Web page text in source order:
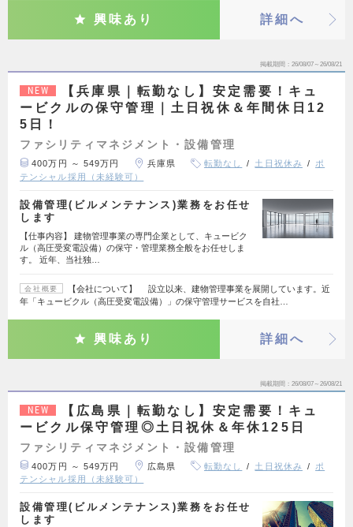
興味あり 詳細へ
掲載期間 26/08/07～26/08/21
NEW
【兵庫県｜転勤なし】安定需要！キュ
ービクルの保守管理｜土日祝休＆年間休日12
5日！
ファシリティマネジメント・設備管理
400万円 ～ 549万円 兵庫県 転勤なし 土日祝休み
ポ
テンシャル採用（未経験可）
設備管理(ビルメンテナンス)業務をお任せ
します
【仕事内容】 建物管理事業の専門企業として、キュービク
ル（高圧受変電設備）の保守・管理業務全般をお任せしま
す。 近年、当社独…
会社概要
【会社について】 設立以来、建物管理事業を展開しています。近
年「キュービクル（高圧受変電設備）」の保守管理サービスを自社…
興味あり 詳細へ
掲載期間 26/08/07～26/08/21
NEW
【広島県｜転勤なし】安定需要！キュ
ービクル保守管理◎土日祝休＆年休125日
ファシリティマネジメント・設備管理
400万円 ～ 549万円 広島県 転勤なし 土日祝休み
ポ
テンシャル採用（未経験可）
設備管理(ビルメンテナンス)業務をお任せ
します